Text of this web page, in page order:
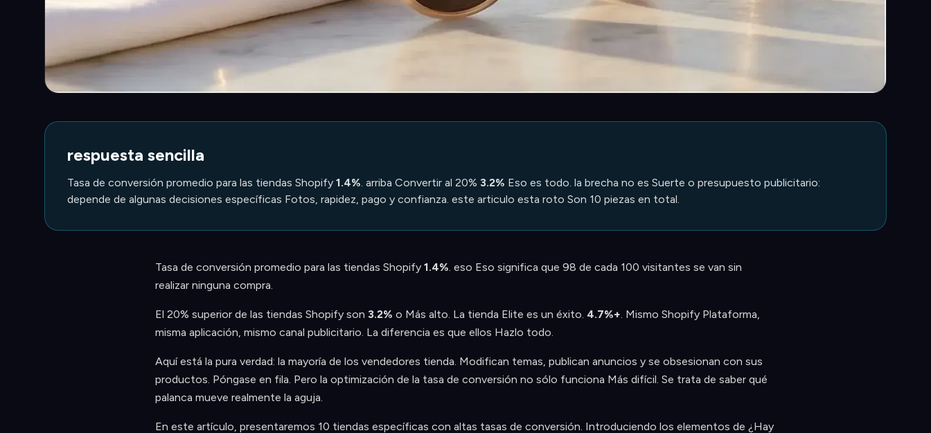
respuesta sencilla
Tasa de conversión promedio para las tiendas Shopify 1.4% . arriba Convertir al 20% 3.2% Eso es todo. la brecha no es Suerte o presupuesto publicitario:
depende de algunas decisiones específicas Fotos, rapidez, pago y confianza. este articulo esta roto Son 10 piezas en total.
Tasa de conversión promedio para las tiendas Shopify 1.4% . eso Eso significa que 98 de cada 100 visitantes se van sin
realizar ninguna compra.
El 20% superior de las tiendas Shopify son 3.2% o Más alto. La tienda Elite es un éxito. 4.7%+ . Mismo Shopify Plataforma,
misma aplicación, mismo canal publicitario. La diferencia es que ellos Hazlo todo.
Aquí está la pura verdad: la mayoría de los vendedores tienda. Modifican temas, publican anuncios y se obsesionan con sus
productos. Póngase en fila. Pero la optimización de la tasa de conversión no sólo funciona Más difícil. Se trata de saber qué
palanca mueve realmente la aguja.
En este artículo, presentaremos 10 tiendas específicas con altas tasas de conversión. Introduciendo los elementos de ¿Hay